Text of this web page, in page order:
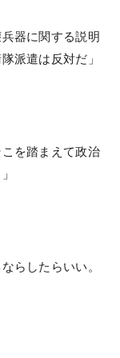
器に関する説明
派遣は反対だ」
を踏まえて政治
らしたらいい。